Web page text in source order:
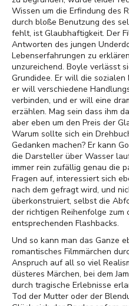
Wissen um die Erfindung des
durch bloße Benutzung des
fehlt, ist Glaubhaftigkeit. Der
Antworten des jungen
Lebenserfahrungen zu
unzureichend. Boyle verlässt
Grundidee. Er will die
er will verschiedene
verbinden, und er will eine
erzählen. Mag sein dass ihm
aber eben um den Preis der
Warum sollte sich ein
Gedanken machen? Er kann
die Darsteller über Wasser
immer rein zufällig genau die
Fragen auf, interessiert sich
nach dem gefragt wird, und
überkonstruiert, selbst die
der richtigen Reihenfolge
entsprechenden Flashbacks.
Und so kann man das Ganze
romantisches Filmmärchen
Anspruch auf all so viel
düsteres Märchen, bei dem
durch tragische Erlebnisse
Tod der Mutter oder der